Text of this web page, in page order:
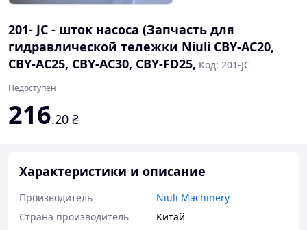
201- JC - шток насоса (Запчасть для
гидравлической тележки Niuli CBY-AC20,
CBY-AC25, CBY-AC30, CBY-FD25, Код: 201-JC
Недоступен
216.20 ₴
Характеристики и описание
Производитель
Niuli Machinery
Страна производитель
Китай